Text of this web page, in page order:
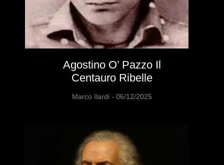
Agostino O’ Pazzo Il
Centauro Ribelle
Marco Ilardi 06/12/2025